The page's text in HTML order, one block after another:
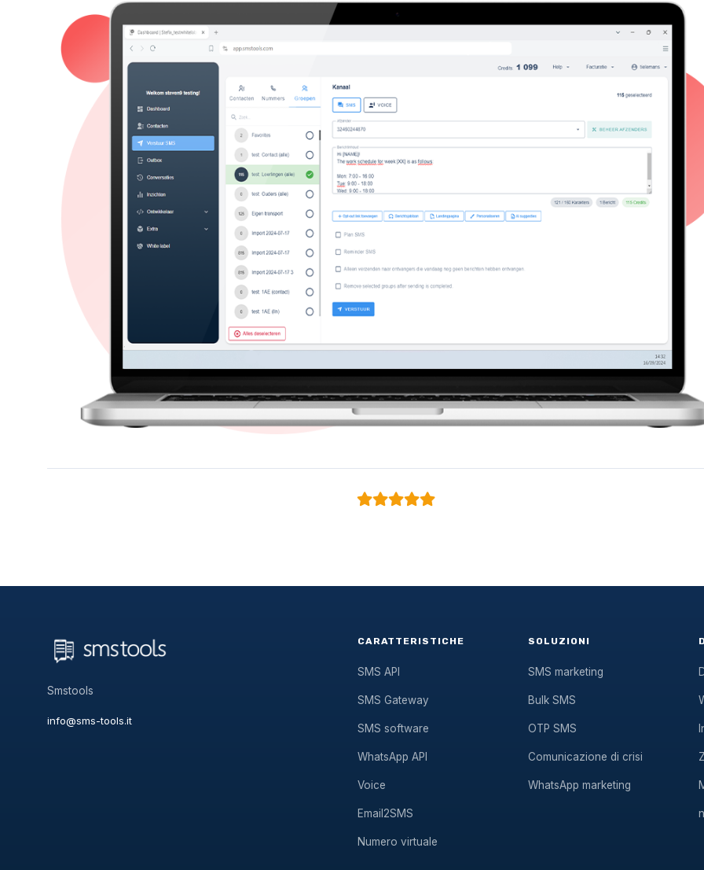
Smstools
info@sms-tools.it
CARATTERISTICHE
SMS API
SMS Gateway
SMS software
WhatsApp API
Voice
Email2SMS
Numero virtuale
SOLUZIONI
SMS marketing
Bulk SMS
OTP SMS
Comunicazione di crisi
WhatsApp marketing